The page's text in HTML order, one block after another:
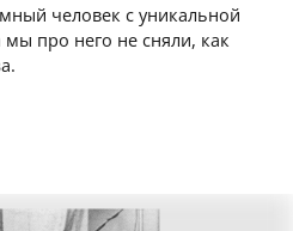
человек с уникальной
про него не сняли, как